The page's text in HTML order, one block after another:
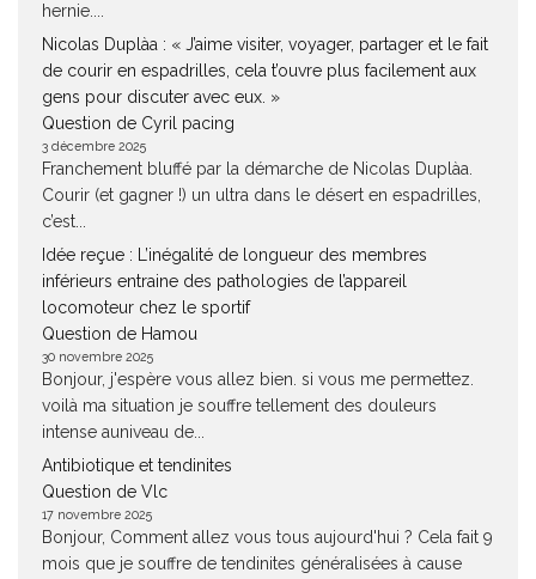
hernie....
Nicolas Duplàa : « J’aime visiter, voyager, partager et le fait
de courir en espadrilles, cela t’ouvre plus facilement aux
gens pour discuter avec eux. »
Question de Cyril pacing
3 décembre 2025
Franchement bluffé par la démarche de Nicolas Duplàa.
Courir (et gagner !) un ultra dans le désert en espadrilles,
c’est...
Idée reçue : L’inégalité de longueur des membres
inférieurs entraine des pathologies de l’appareil
locomoteur chez le sportif
Question de Hamou
30 novembre 2025
Bonjour, j'espère vous allez bien. si vous me permettez.
voilà ma situation je souffre tellement des douleurs
intense auniveau de...
Antibiotique et tendinites
Question de Vlc
17 novembre 2025
Bonjour, Comment allez vous tous aujourd'hui ? Cela fait 9
mois que je souffre de tendinites généralisées à cause